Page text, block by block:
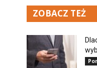
ZOBACZ TEŻ